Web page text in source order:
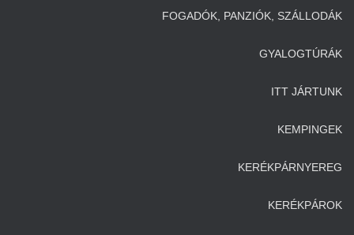
FOGADÓK, PANZIÓK, SZÁLLODÁK
GYALOGTÚRÁK
ITT JÁRTUNK
KEMPINGEK
KERÉKPÁRNYEREG
KERÉKPÁROK